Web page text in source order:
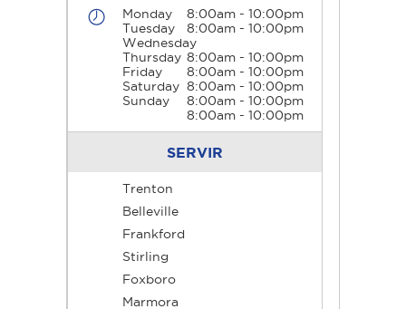
Monday
8:00am - 10:00pm
Tuesday
8:00am - 10:00pm
Wednesday
8:00am - 10:00pm
Thursday
8:00am - 10:00pm
Friday
8:00am - 10:00pm
Saturday
8:00am - 10:00pm
Sunday
8:00am - 10:00pm
SERVIR
Trenton
Belleville
Frankford
Stirling
Foxboro
Marmora